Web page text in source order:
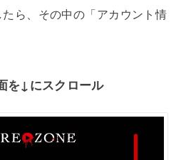
ら、その中の「アカウント情
を↓にスクロール